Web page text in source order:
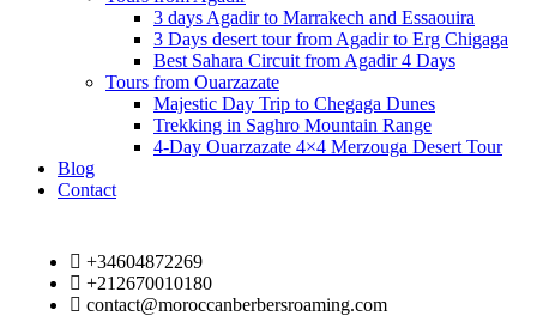
3 days Agadir to Marrakech and Essaouira
3 Days desert tour from Agadir to Erg Chigaga
Best Sahara Circuit from Agadir 4 Days
Tours from Ouarzazate
Majestic Day Trip to Chegaga Dunes
Trekking in Saghro Mountain Range
4-Day Ouarzazate 4×4 Merzouga Desert Tour
Blog
Contact
+34604872269
+212670010180
contact@moroccanberbersroaming.com